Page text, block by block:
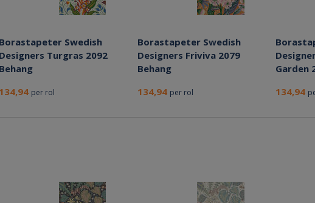
Borastapeter Swedish
Designers Turgras 2092
Behang
134,94 per rol
Borastapeter Swedish
Designers Friviva 2079
Behang
134,94 per rol
Garden
134,94